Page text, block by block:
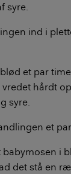
syre.
ind i
blød et par
hårdt
syre.
et
i
det stå en